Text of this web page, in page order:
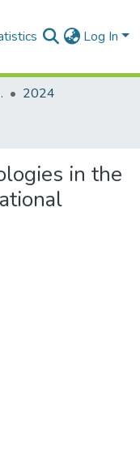
Log In
2024
in the